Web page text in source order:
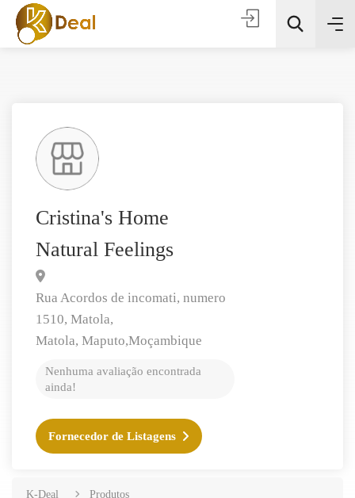
Procura
Cristina's Home
Natural Feelings
Rua Acordos de incomati, numero
1510, Matola,
Matola, Maputo,Moçambique
Nenhuma avaliação encontrada
ainda!
Fornecedor de Listagens
K-Deal
Produtos